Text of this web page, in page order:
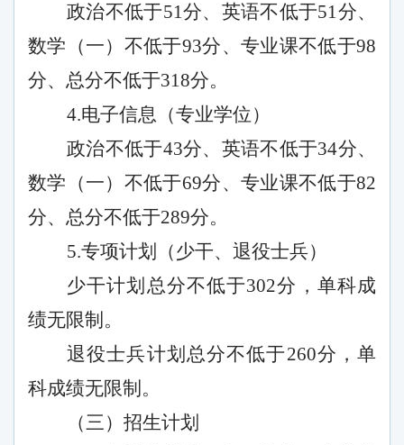
政治不低于51分、英语不低于51分、
数学（一）不低于93分、专业课不低于98
分、总分不低于318分。
4.电子信息（专业学位）
政治不低于43分、英语不低于34分、
数学（一）不低于69分、专业课不低于82
分、总分不低于289分。
5.专项计划（少干、退役士兵）
少干计划总分不低于302分，单科成
绩无限制。
退役士兵计划总分不低于260分，单
科成绩无限制。
（三）招生计划